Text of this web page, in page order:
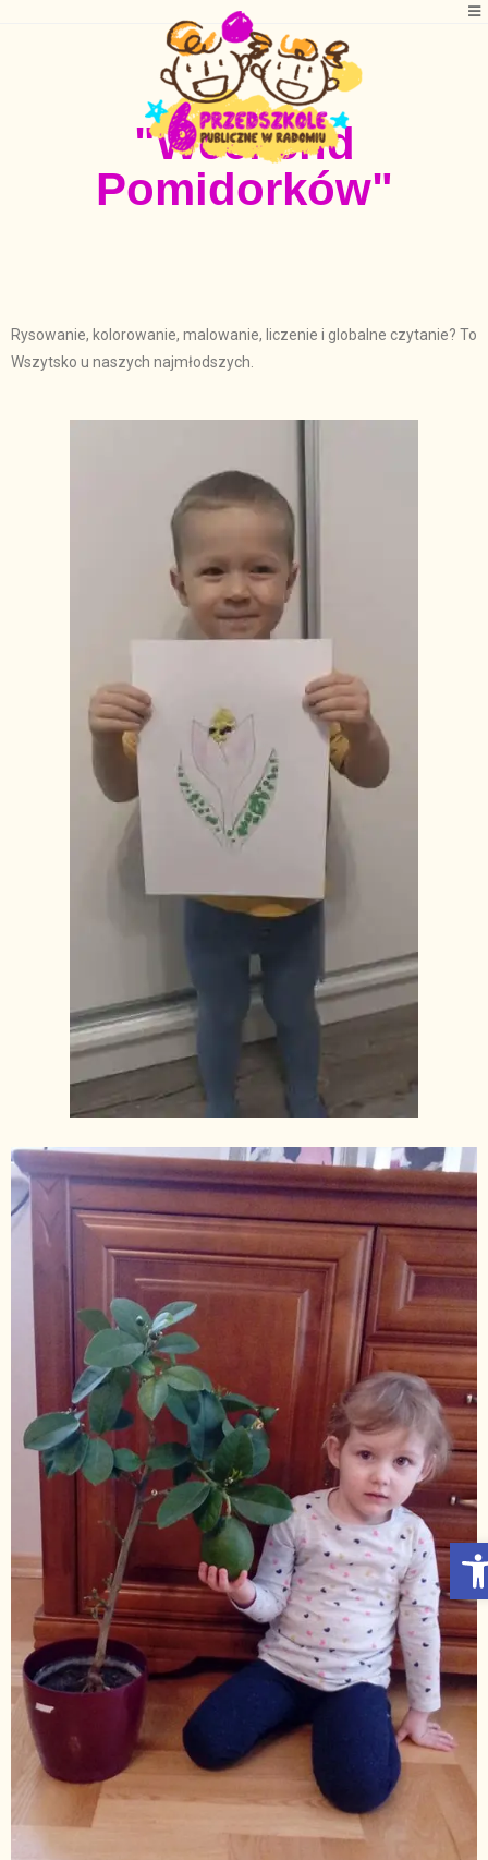
Otwórz Pasek narzędzi
"Weekend
Pomidorków"
Rysowanie, kolorowanie, malowanie, liczenie i globalne czytanie? To
Wszytsko u naszych najmłodszych.